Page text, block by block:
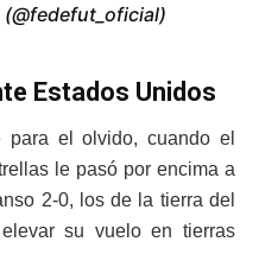
(@fedefut_oficial)
Estados Unidos
para el olvido, cuando el
le pasó por encima a
2-0, los de la tierra del
su vuelo en tierras